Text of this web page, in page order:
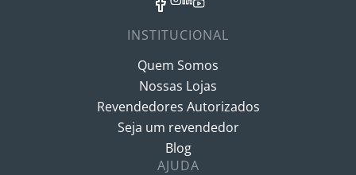
INSTITUCIONAL
Quem Somos
Nossas Lojas
Revendedores Autorizados
Seja um revendedor
Blog
AJUDA